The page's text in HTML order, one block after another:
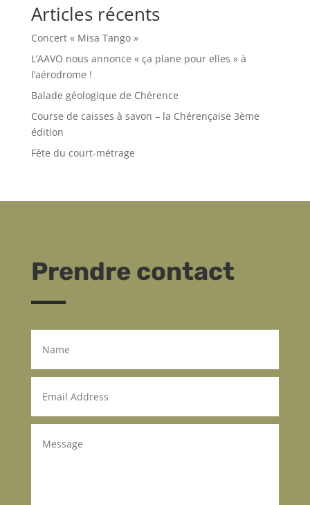
Articles récents
Concert « Misa Tango »
L’AAVO nous annonce « ça plane pour elles » à
l’aérodrome !
Balade géologique de Chérence
Course de caisses à savon – la Chérençaise 3ème
édition
Fête du court-métrage
Prendre contact